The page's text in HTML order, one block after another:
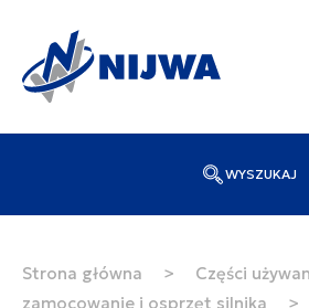
WYSZUKAJ
Strona główna > Części
zamocowanie i osprzęt silnika
>